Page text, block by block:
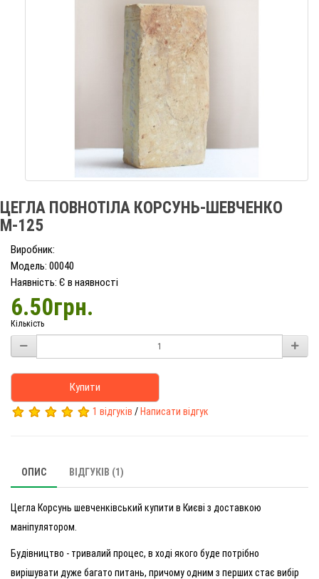
ЦЕГЛА ПОВНОТІЛА КОРСУНЬ-ШЕВЧЕНКО
М-125
Виробник:
Модель: 00040
Наявність: Є в наявності
6.50грн.
Кількість
Купити
1 відгуків / Написати відгук
ОПИС ВІДГУКІВ (1)
Цегла Корсунь шевченківський купити в Києві з доставкою
маніпулятором.
Будівництво - тривалий процес, в ході якого буде потрібно
вирішувати дуже багато питань, причому одним з перших стає вибір